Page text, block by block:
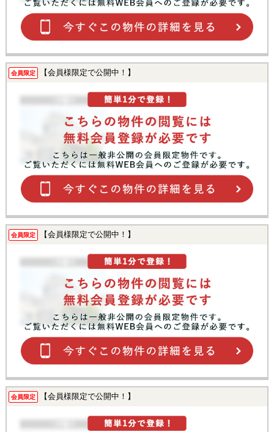
会員限定 【会員様限定で公開中！】
会員限定 【会員様限定で公開中！】
会員限定 【会員様限定で公開中！】